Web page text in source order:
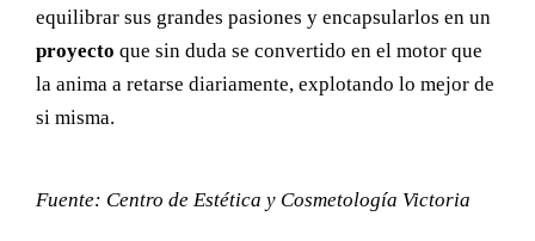
equilibrar sus grandes pasiones y encapsularlos en un
proyecto que sin duda se convertido en el motor que
la anima a retarse diariamente, explotando lo mejor de
si misma.
Fuente: Centro de Estética y Cosmetología Victoria